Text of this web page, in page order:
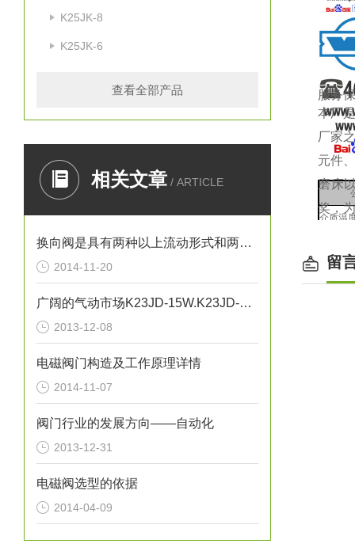
K25JK-8
K25JK-6
查看全部产品
相关文章 / ARTICLE
换向阀是具有两种以上流动形式和两个以上油口的方向控制阀
2014-11-20
广阔的气动市场K23JD-15W.K23JD-25W.K23JSD-L15
2013-12-08
电磁阀门构造及工作原理详情
2014-11-07
阀门行业的发展方向——自动化
2013-12-31
电磁阀选型的依据
2014-04-09
介质温
泄
服务
本厂
厂家
元件
磨床
奖，
留